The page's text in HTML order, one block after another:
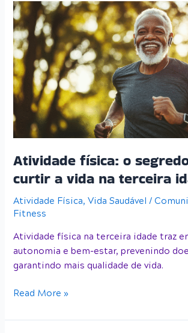
Atividade física: o
curtir a vida na terceira
Atividade Física,Vida Saudável /
Fitness
Atividade física na terceira idade traz
autonomia e bem-estar, prevenindo
garantindo mais qualidade de vida.
Atividade
física:
o
segredo
para
curtir
a
vida
na
terceira
idade
Read More »